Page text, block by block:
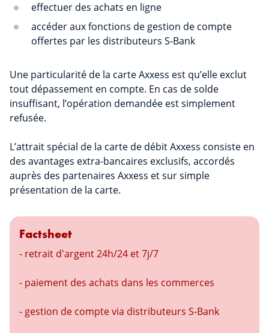
effectuer des achats en ligne
accéder aux fonctions de gestion de compte
offertes par les distributeurs S-Bank
Une particularité de la carte Axxess est qu’elle exclut
tout dépassement en compte. En cas de solde
insuffisant, l’opération demandée est simplement
refusée.
L’attrait spécial de la carte de débit Axxess consiste en
des avantages extra-bancaires exclusifs, accordés
auprès des partenaires Axxess et sur simple
présentation de la carte.
Factsheet
- retrait d'argent 24h/24 et 7j/7
- paiement des achats dans les commerces
- gestion de compte via distributeurs S-Bank